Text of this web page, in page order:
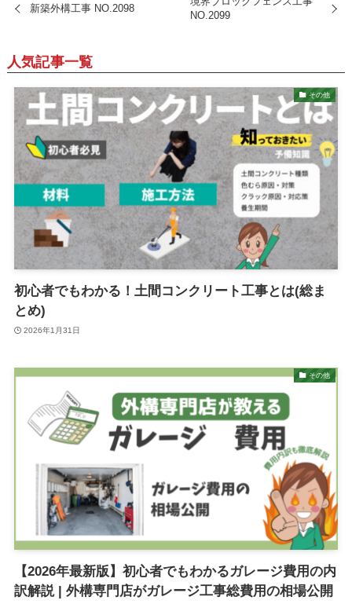
新築外構工事 NO.2098
NO.2099
人気記事一覧
その他
初心者でもわかる！土間コンクリート工事とは(総ま
とめ)
2026年1月31日
その他
【2026年最新版】初心者でもわかるガレージ費用の内
訳解説 | 外構専門店がガレージ工事総費用の相場公開